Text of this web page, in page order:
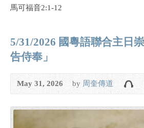
馬可福音2:1-12
5/31/2026 國粵語聯合主日
告侍奉」
May 31, 2026 by 周奎傳道